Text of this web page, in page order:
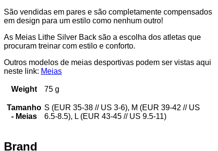
São vendidas em pares e são completamente compensados
em design para um estilo como nenhum outro!
As Meias Lithe Silver Back são a escolha dos atletas que
procuram treinar com estilo e conforto.
Outros modelos de meias desportivas podem ser vistas aqui
neste link: Meias
Weight 75 g
Tamanho
- Meias
S (EUR 35-38 // US 3-6), M (EUR 39-42 // US
6.5-8.5), L (EUR 43-45 // US 9.5-11)
Brand